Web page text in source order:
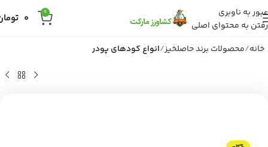
عبور به ناوبری
رفتن به محتوای اصلی
0
0
خانه محصولات برند حاصلخیز انواع کودهای پودر